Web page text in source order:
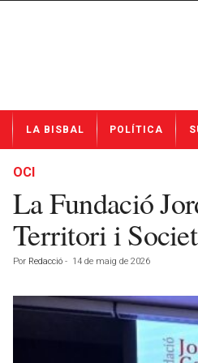
t
LA BISBAL POLÍTICA
OCI
La Fundació
Territori i
Por Redacció - 14 de maig de 2026